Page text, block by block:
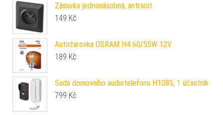
Zásuvka jednonásobná, antracit
149 Kč
Autožárovka OSRAM H4 60/55W 12V
189 Kč
Sada domovního audiotelefonu H1085, 1 účastník
799 Kč